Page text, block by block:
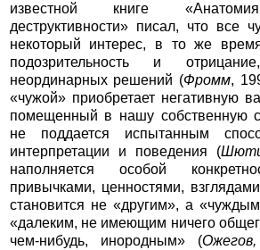
известной книге
деструктивности» писал, что все
некоторый интерес, в то же
подозрительность и
неординарных решений (Фромм,
«чужой» приобретает негативную
помещенный в нашу собственную
не поддается испытанным
интерпретации и поведения (
наполняется особой
привычками, ценностями,
становится не «другим», а
«далеким, не имеющим ничего
чем-нибудь, инородным» (